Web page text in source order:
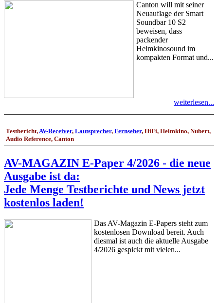
Canton will mit seiner
Neuauflage der Smart
Soundbar 10 S2
beweisen, dass
packender
Heimkinosound im
kompakten Format und...
weiterlesen...
Testbericht,AV-Receiver, Lautsprecher, Fernseher, HiFi, Heimkino, Nubert,
Audio Reference, Canton
AV-MAGAZIN E-Paper 4/2026 - die neue
Ausgabe ist da:
Jede Menge Testberichte und News jetzt
kostenlos laden!
Das AV-Magazin E-Papers steht zum
kostenlosen Download bereit. Auch
diesmal ist auch die aktuelle Ausgabe
4/2026 gespickt mit vielen...